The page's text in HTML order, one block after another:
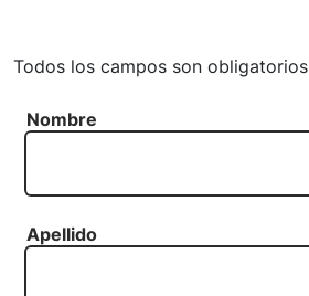
Todos los campos son obligatorios
Nombre
Apellido